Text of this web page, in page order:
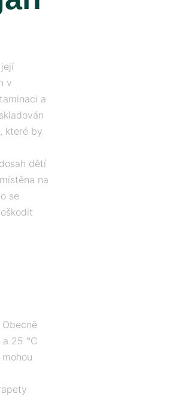
v
a
které by
dětí
na
se
25 °C